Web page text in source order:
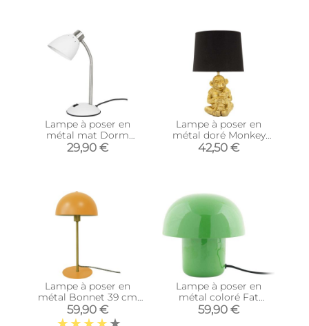
Lampe à poser en
métal mat Dorm
(Blanc)
29,90 €
Lampe à poser en
métal doré Monkey
mum 30 x 49 cm
42,50 €
Lampe à poser en
métal Bonnet 39 cm
(Jaune)
59,90 €
Lampe à poser en
métal coloré Fat
Mushroom Mini (Vert)
59,90 €